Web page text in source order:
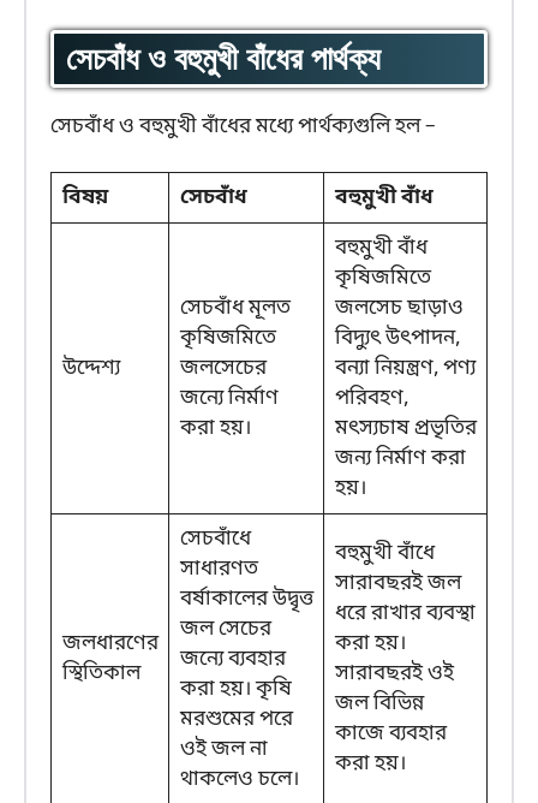
সেচবাঁধ ও বহুমুখী বাঁধের পার্থক্য
সেচবাঁধ ও বহুমুখী বাঁধের মধ্যে পার্থক্যগুলি হল –
বিষয় সেচবাঁধ বহুমুখী বাঁধ
উদ্দেশ্য
সেচবাঁধ মূলত
কৃষিজমিতে
জলসেচের
জন্যে নির্মাণ
করা হয়।
বহুমুখী বাঁধ
কৃষিজমিতে
জলসেচ ছাড়াও
বিদ্যুৎ উৎপাদন,
বন্যা নিয়ন্ত্রণ, পণ্য
পরিবহণ,
মৎস্যচাষ প্রভৃতির
জন্য নির্মাণ করা
হয়।
জলধারণের
স্থিতিকাল
সেচবাঁধে
সাধারণত
বর্ষাকালের উদ্বৃত্ত
জল সেচের
জন্যে ব্যবহার
করা হয়। কৃষি
মরশুমের পরে
ওই জল না
থাকলেও চলে।
বহুমুখী বাঁধে
সারাবছরই জল
ধরে রাখার ব্যবস্থা
করা হয়।
সারাবছরই ওই
জল বিভিন্ন
কাজে ব্যবহার
করা হয়।